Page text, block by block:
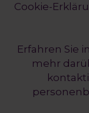
Cookie-
Erfahren Sie
mehr